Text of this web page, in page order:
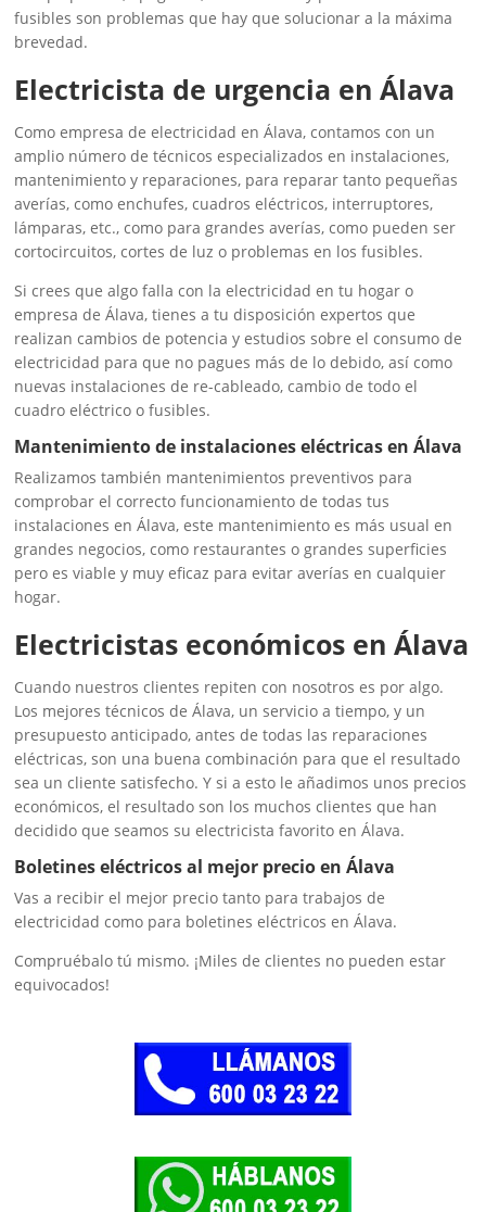
fusibles son problemas que hay que solucionar a la máxima
brevedad.
Electricista de urgencia en Álava
Como empresa de electricidad en Álava, contamos con un
amplio número de técnicos especializados en instalaciones,
mantenimiento y reparaciones, para reparar tanto pequeñas
averías, como enchufes, cuadros eléctricos, interruptores,
lámparas, etc., como para grandes averías, como pueden ser
cortocircuitos, cortes de luz o problemas en los fusibles.
Si crees que algo falla con la electricidad en tu hogar o
empresa de Álava, tienes a tu disposición expertos que
realizan cambios de potencia y estudios sobre el consumo de
electricidad para que no pagues más de lo debido, así como
nuevas instalaciones de re-cableado, cambio de todo el
cuadro eléctrico o fusibles.
Mantenimiento de instalaciones eléctricas en Álava
Realizamos también mantenimientos preventivos para
comprobar el correcto funcionamiento de todas tus
instalaciones en Álava, este mantenimiento es más usual en
grandes negocios, como restaurantes o grandes superficies
pero es viable y muy eficaz para evitar averías en cualquier
hogar.
Electricistas económicos en Álava
Cuando nuestros clientes repiten con nosotros es por algo.
Los mejores técnicos de Álava, un servicio a tiempo, y un
presupuesto anticipado, antes de todas las reparaciones
eléctricas, son una buena combinación para que el resultado
sea un cliente satisfecho. Y si a esto le añadimos unos precios
económicos, el resultado son los muchos clientes que han
decidido que seamos su electricista favorito en Álava.
Boletines eléctricos al mejor precio en Álava
Vas a recibir el mejor precio tanto para trabajos de
electricidad como para boletines eléctricos en Álava.
Compruébalo tú mismo. ¡Miles de clientes no pueden estar
equivocados!